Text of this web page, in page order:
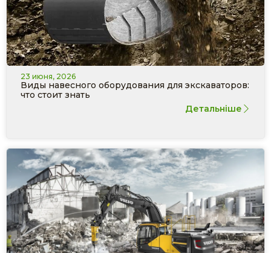
23 июня, 2026
Виды навесного оборудования для экскаваторов:
что стоит знать
Детальніше